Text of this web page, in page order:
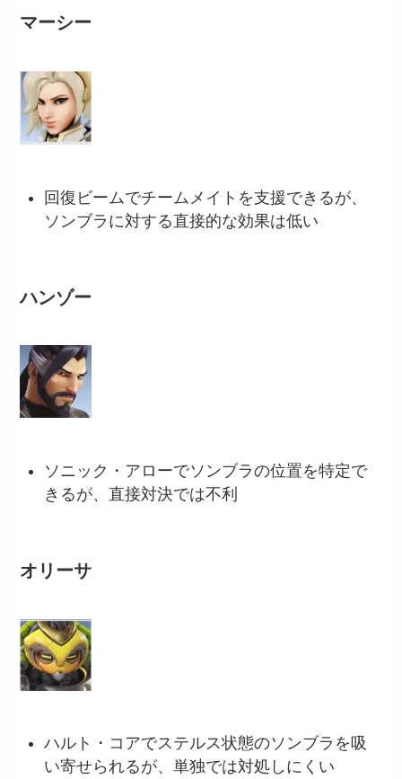
マーシー
回復ビームでチームメイトを支援できるが、
ソンブラに対する直接的な効果は低い
ハンゾー
ソニック・アローでソンブラの位置を特定で
きるが、直接対決では不利
オリーサ
ハルト・コアでステルス状態のソンブラを吸
い寄せられるが、単独では対処しにくい